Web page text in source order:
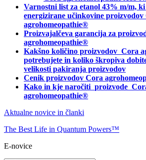
Varnostni list za etanol 43% m/m,
energizirane učinkovine proizvodov
agrohomeopathie®
Proizvajalčeva garancija za
agrohomeopathie®
Kakšno količino proizvodov Cora
potrebujete in koliko škropiva
velikosti pakiranja proizvodov
Cenik proizvodov Cora
Kako in kje naročiti proizvode
agrohomeopathie®
Aktualne novice in članki
The Best Life in Quantum Powers™
E-novice